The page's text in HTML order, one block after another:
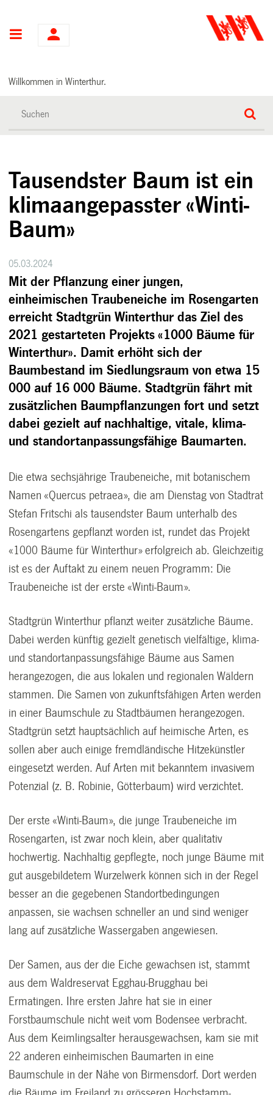
Hauptnavigation
Willkommen in Winterthur.
Tausendster Baum ist ein
klimaangepasster «Winti-
Baum»
05.03.2024
Mit der Pflanzung einer jungen,
einheimischen Traubeneiche im Rosengarten
erreicht Stadtgrün Winterthur das Ziel des
2021 gestarteten Projekts «1000 Bäume für
Winterthur». Damit erhöht sich der
Baumbestand im Siedlungsraum von etwa 15
000 auf 16 000 Bäume. Stadtgrün fährt mit
zusätzlichen Baumpflanzungen fort und setzt
dabei gezielt auf nachhaltige, vitale, klima-
und standortanpassungsfähige Baumarten.
Die etwa sechsjährige Traubeneiche, mit botanischem
Namen «Quercus petraea», die am Dienstag von Stadtrat
Stefan Fritschi als tausendster Baum unterhalb des
Rosengartens gepflanzt worden ist, rundet das Projekt
«1000 Bäume für Winterthur» erfolgreich ab. Gleichzeitig
ist es der Auftakt zu einem neuen Programm: Die
Traubeneiche ist der erste «Winti-Baum».
Stadtgrün Winterthur pflanzt weiter zusätzliche Bäume.
Dabei werden künftig gezielt genetisch vielfältige, klima-
und standortanpassungsfähige Bäume aus Samen
herangezogen, die aus lokalen und regionalen Wäldern
stammen. Die Samen von zukunftsfähigen Arten werden
in einer Baumschule zu Stadtbäumen herangezogen.
Stadtgrün setzt hauptsächlich auf heimische Arten, es
sollen aber auch einige fremdländische Hitzekünstler
eingesetzt werden. Auf Arten mit bekanntem invasivem
Potenzial (z. B. Robinie, Götterbaum) wird verzichtet.
Der erste «Winti-Baum», die junge Traubeneiche im
Rosengarten, ist zwar noch klein, aber qualitativ
hochwertig. Nachhaltig gepflegte, noch junge Bäume mit
gut ausgebildetem Wurzelwerk können sich in der Regel
besser an die gegebenen Standortbedingungen
anpassen, sie wachsen schneller an und sind weniger
lang auf zusätzliche Wassergaben angewiesen.
Der Samen, aus der die Eiche gewachsen ist, stammt
aus dem Waldreservat Egghau-Brugghau bei
Ermatingen. Ihre ersten Jahre hat sie in einer
Forstbaumschule nicht weit vom Bodensee verbracht.
Aus dem Keimlingsalter herausgewachsen, kam sie mit
22 anderen einheimischen Baumarten in eine
Baumschule in der Nähe von Birmensdorf. Dort werden